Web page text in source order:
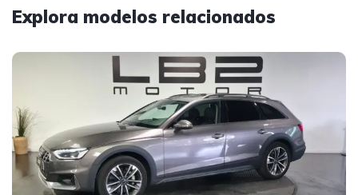
Explora modelos relacionados